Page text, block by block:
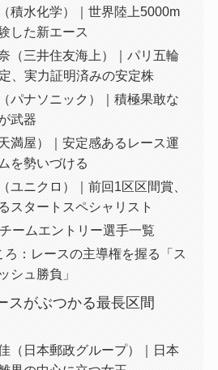
積水化学）｜世界陸上5000m
した新エース
（三井住友海上）｜パリ五輪
、実力証明済みの安定株
パナソニック）｜積極果敢な
武器
満屋）｜安定感あるレース運
を勢いづける
ユニクロ）｜前回1区区間賞、
スタートスペシャリスト
ームエントリー選手一覧
ろ：レースの主導権を握る「ス
シュ勝負」
スがぶつかる最長区間
（日本郵政グループ）｜日本